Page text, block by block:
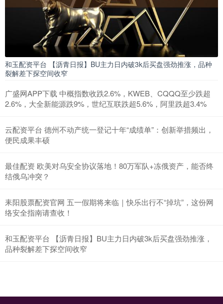
和玉配资平台 【沥青日报】BU主力日内破3k后买盘强劲推涨，品种
裂解差下探空间收窄
广盛网APP下载 中概指数收跌2.6%，KWEB、CQQQ至少跌超
2.6%，大全新能源跌9%，世纪互联跌超5.6%，阿里跌超3.4%
云配资平台 德州不动产统一登记十年“成绩单”：创新举措频出，
便民成果丰硕
最佳配资 欧美对乌安全协议落地！80万军队+冻俄资产，能否终
结俄乌冲突？
耒阳股票配资官网 五一假期将来临｜快乐出行不“掉坑”，这份网
络安全指南请查收！
和玉配资平台 【沥青日报】BU主力日内破3k后买盘强劲推涨，
品种裂解差下探空间收窄